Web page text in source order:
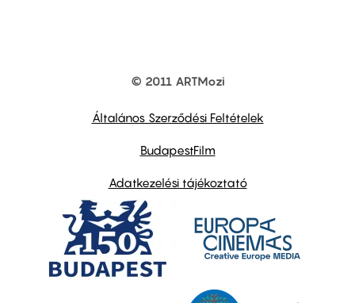
© 2011 ARTMozi
Általános Szerződési Feltételek
BudapestFilm
Adatkezelési tájékoztató